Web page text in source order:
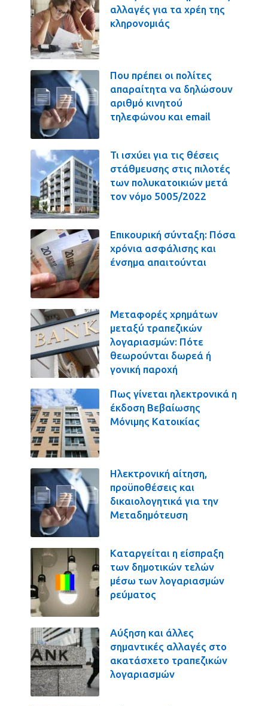
αλλαγές για τα χρέη της
κληρονομιάς
Που πρέπει οι πολίτες
απαραίτητα να δηλώσουν
αριθμό κινητού
τηλεφώνου και email
Τι ισχύει για τις θέσεις
στάθμευσης στις πιλοτές
των πολυκατοικιών μετά
τον νόμο 5005/2022
Επικουρική σύνταξη: Πόσα
χρόνια ασφάλισης και
ένσημα απαιτούνται
Μεταφορές χρημάτων
μεταξύ τραπεζικών
λογαριασμών: Πότε
θεωρούνται δωρεά ή
γονική παροχή
Πως γίνεται ηλεκτρονικά η
έκδοση Βεβαίωσης
Μόνιμης Κατοικίας
Ηλεκτρονική αίτηση,
προϋποθέσεις και
δικαιολογητικά για την
Μεταδημότευση
Καταργείται η είσπραξη
των δημοτικών τελών
μέσω των λογαριασμών
ρεύματος
Αύξηση και άλλες
σημαντικές αλλαγές στο
ακατάσχετο τραπεζικών
λογαριασμών